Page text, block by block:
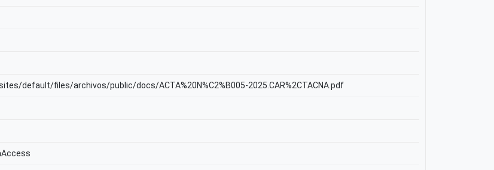
default/files/archivos/public/docs/ACTA%20N%C2%B005-2025.CAR%2CTACNA.pdf